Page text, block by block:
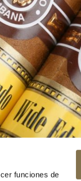
funciones de